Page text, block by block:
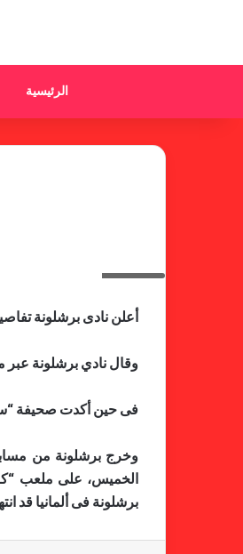
الرئيسية
أعلن نادى برشلونة
وقال نادي برشلونة عبر
فى حين أكدت صحيفة “سبورت” الإسبانية أن بيدرى قد يغيب
الخميس، على ملعب
برشلونة فى ألمانيا قد